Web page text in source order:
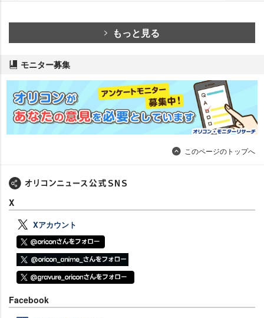
もっと見る
モニター募集
このページのトップへ
X
Xアカウント
Facebook